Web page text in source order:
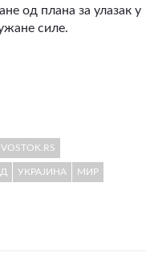
од плана за улазак у
силе.
УКРАЈИНА МИР